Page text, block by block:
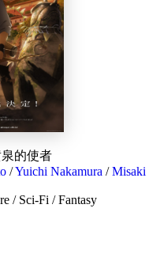
的使者
/Yuichi Nakamura /Misaki
/ Sci-Fi /Fantasy